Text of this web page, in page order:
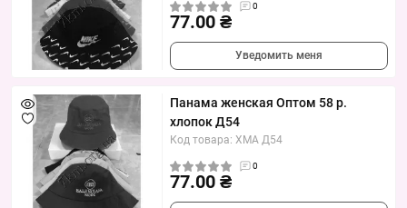
0
77.00 ₴
Уведомить меня
Панама женская Оптом 58 р.
хлопок Д54
Код товара: XMA Д54
0
77.00 ₴